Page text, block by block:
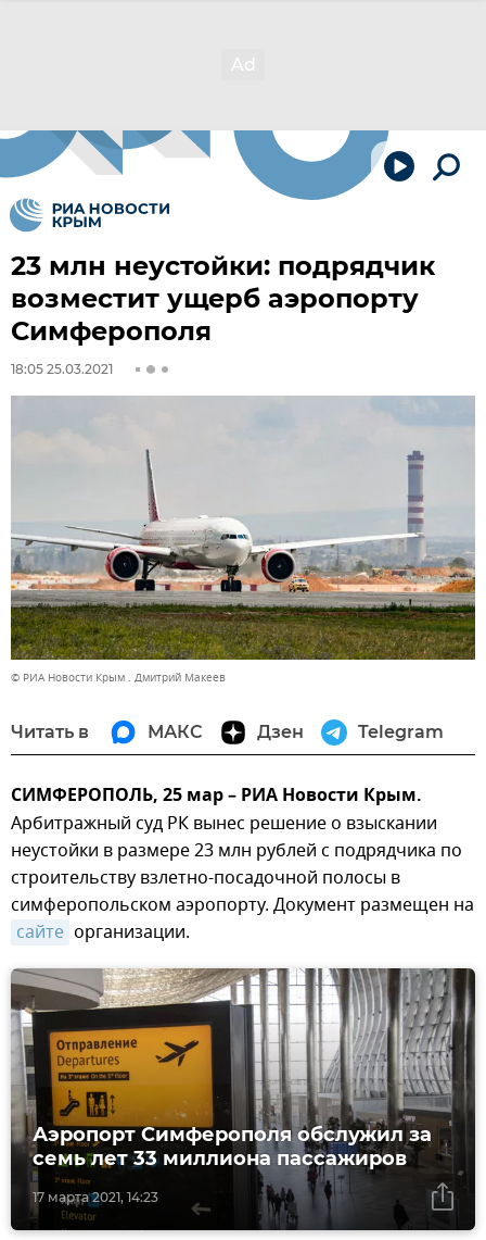
23 млн неустойки: подрядчик
возместит ущерб аэропорту
Симферополя
18:05 25.03.2021
© РИА Новости Крым . Дмитрий Макеев
Читать в МАКС Дзен Telegram
СИМФЕРОПОЛЬ, 25 мар – РИА Новости Крым.
Арбитражный суд РК вынес решение о взыскании
неустойки в размере 23 млн рублей с подрядчика по
строительству взлетно-посадочной полосы в
симферопольском аэропорту. Документ размещен на
сайте организации.
17 марта 2021, 14:23
Аэропорт Симферополя обслужил за
семь лет 33 миллиона пассажиров